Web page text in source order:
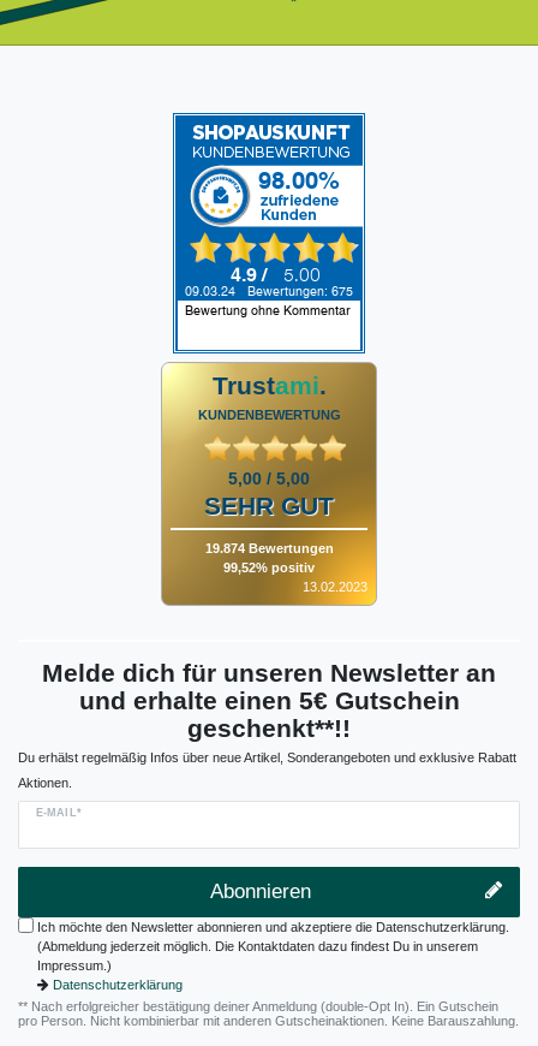
Trustami.
KUNDENBEWERTUNG
5,00 / 5,00
SEHR GUT
19.874 Bewertungen
99,52% positiv
13.02.2023
Melde dich für unseren Newsletter an
und erhalte einen 5€ Gutschein
geschenkt**!!
Du erhälst regelmäßig Infos über neue Artikel, Sonderangeboten und exklusive Rabatt
Aktionen.
E-MAIL*
Abonnieren
Ich möchte den Newsletter abonnieren und akzeptiere die Datenschutzerklärung.
(Abmeldung jederzeit möglich. Die Kontaktdaten dazu findest Du in unserem
Impressum.)
Datenschutzerklärung
** Nach erfolgreicher bestätigung deiner Anmeldung (double-Opt In). Ein Gutschein
pro Person. Nicht kombinierbar mit anderen Gutscheinaktionen. Keine Barauszahlung.